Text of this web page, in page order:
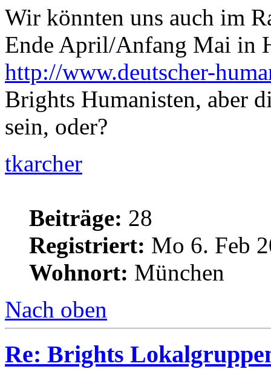
Wir könnten uns auch im
Ende April/Anfang Mai in
http://www.deutscher-
Brights Humanisten, aber
sein, oder?
tkarcher
Beiträge: 28
Registriert: Mo 6. Feb
Wohnort: München
Nach oben
Re: Brights